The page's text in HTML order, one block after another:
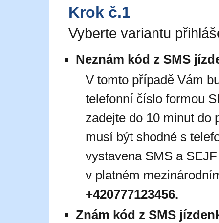
Krok č.1
Vyberte variantu
Neznám kód z SMS
V tomto případě Vám
telefonní číslo formou
zadejte do 10 minut do
musí být shodné s
vystavena SMS a
v platném
+420777123456.
Znám kód z SMS